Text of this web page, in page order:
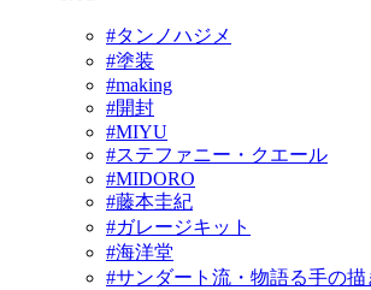
#タンノハジメ
#塗装
#making
#開封
#MIYU
#ステファニー・クエール
#MIDORO
#藤本圭紀
#ガレージキット
#海洋堂
#サンダート流・物語る手の描